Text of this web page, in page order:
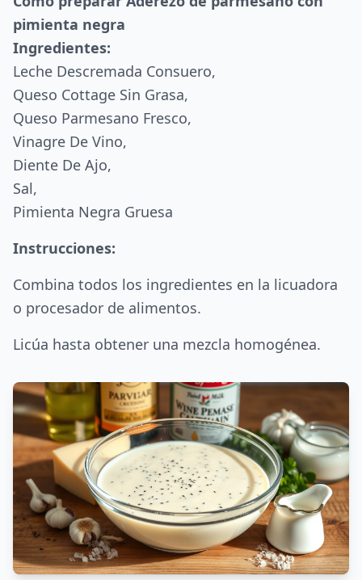
pimienta negra
Ingredientes:
Leche Descremada Consuero,
Queso Cottage Sin Grasa,
Queso Parmesano Fresco,
Vinagre De Vino,
Diente De Ajo,
Sal,
Pimienta Negra Gruesa
Instrucciones:
Combina todos los ingredientes en la licuadora
o procesador de alimentos.
Licúa hasta obtener una mezcla homogénea.